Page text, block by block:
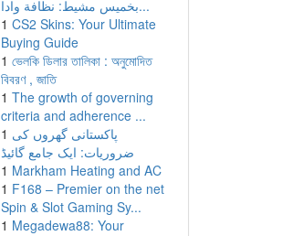
بخميس مشيط: نظافة وادا...
1 CS2 Skins: Your Ultimate
Buying Guide
1 ভেলকি ডিলার তালিকা : অনুমোদিত
বিবরণ , জাতি
1 The growth of governing
criteria and adherence ...
1 پاکستانی گھروں کی
ضروریات: ایک جامع گائیڈ
1 Markham Heating and AC
1 F168 – Premier on the net
Spin & Slot Gaming Sy...
1 Megadewa88: Your